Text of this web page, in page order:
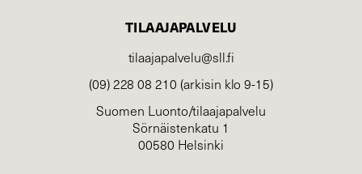
TILAAJAPALVELU
tilaajapalvelu@sll.fi
(09) 228 08 210 (arkisin klo 9-15)
Suomen Luonto/tilaajapalvelu
Sörnäistenkatu 1
00580 Helsinki